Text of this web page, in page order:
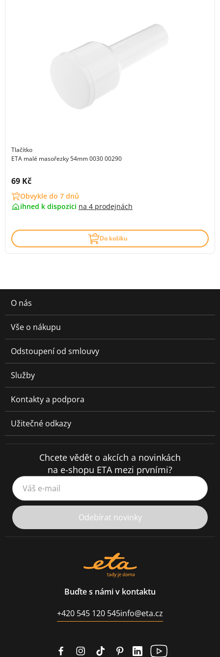
Tlačítko
ETA malé masořezky 54mm 0030 00290
Cena s DPH:
69 Kč
Obvykle do 7 dnů
ihned k dispozici na 4 prodejnách
Do košíku
O nás
Vše o nákupu
Odstoupení od smlouvy
Služby
Kontakty a podpora
Užitečné odkazy
Chcete vědět o akcích a novinkách
na e-shopu ETA mezi prvními?
Váš e-mail
Odebírat novinky
Buďte s námi v kontaktu
+420 545 120 545info@eta.cz